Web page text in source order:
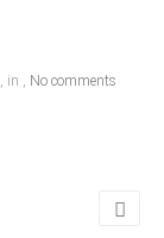
, in , No comments